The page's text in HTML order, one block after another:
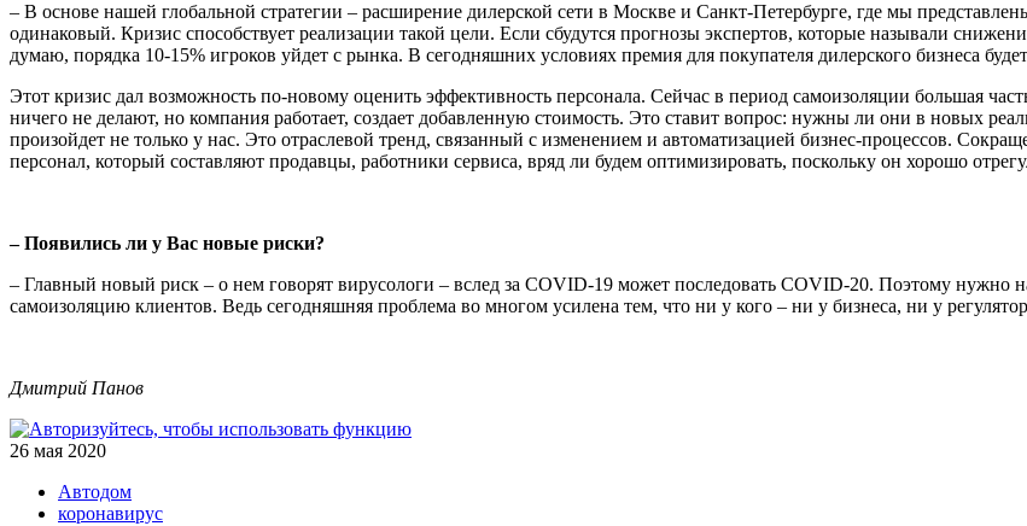
– В основе нашей глобальной стратегии – расширение дилер­ской сети в Москве и Санкт-Петербурге, где мы
одинаковый. Кризис способствует реализации такой цели. Если сбудутся прогнозы экспертов, которые называли
думаю, порядка 10-15% игроков уйдет с рынка. В сегодняшних условиях премия для покупателя дилерского бизнеса
Этот кризис дал возможность по-новому оценить эффективность персонала. Сейчас в период самоизоляции большая
ничего не делают, но компания работает, создает добавленную стоимость. Это ставит вопрос: нужны ли они в новых
произойдет не только у нас. Это отраслевой тренд, связанный с изменением и автоматизацией биз­нес-процессов.
персонал, который составляют продавцы, работники сервиса, вряд ли будем оптимизировать, поскольку он хорошо
– Появились ли у Вас новые риски?
– Главный новый риск – о нем говорят вирусологи – вслед за COVID-19 может последовать COVID-20. Поэтому нужно
самои­золяцию клиентов. Ведь сегодняшняя проблема во многом усилена тем, что ни у кого – ни у бизнеса, ни у
Дмитрий Панов
26 мая 2020
Автодом
коронавирус